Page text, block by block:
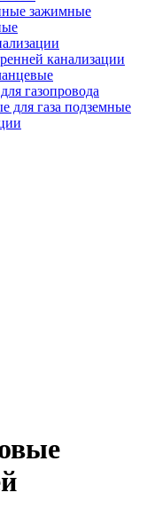
зажимные
канализации
газопровода
для газа подземные